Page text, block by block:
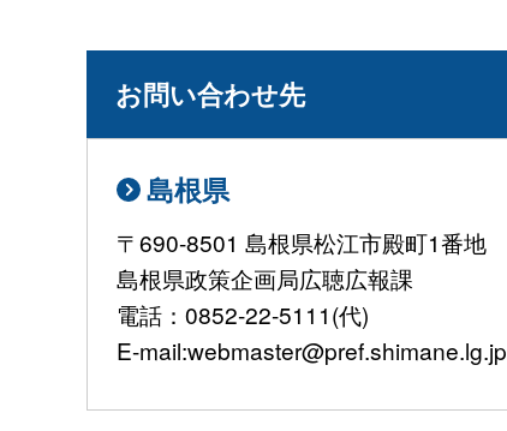
お問い合わせ先
島根県
〒690-8501 島根県松江市殿町1番地
島根県政策企画局広聴広報課
電話：0852-22-5111(代)
E-mail:webmaster@pref.shimane.lg.jp